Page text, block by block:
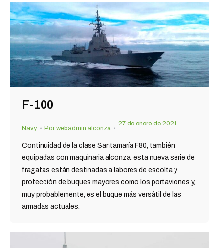
F-100
Navy Por webadmin alconza
27 de enero de 2021
Continuidad de la clase Santamaría F80, también
equipadas con maquinaria alconza, esta nueva serie de
fragatas están destinadas a labores de escolta y
protección de buques mayores como los portaviones y,
muy probablemente, es el buque más versátil de las
armadas actuales.